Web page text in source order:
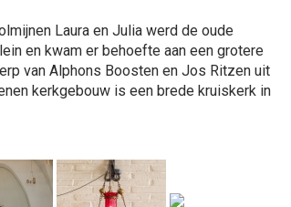
Laura en Julia werd de oude
en kwam er behoefte aan een grotere
van Alphons Boosten en Jos Ritzen uit
kerkgebouw is een brede kruiskerk in